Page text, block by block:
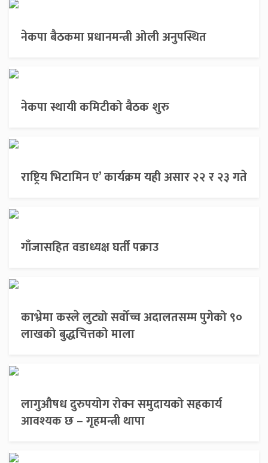
नेकपा बैठकमा प्रधानमन्त्री ओली अनुपस्थित
नेकपा स्थायी कमिटीको बैठक शुरु
राष्ट्रिय भिटामिन ए’ कार्यक्रम यही असार २२ र २३ गते
गाँजासहित वडाध्यक्ष घर्ती पक्राउ
काभ्रेमा कस्ले लुट्यो सर्वोच्च अदालतसम्म पुगेको ९०
लाखको बुद्धचित्तको माला
लागुऔषध दुरुपयोग रोक्न समुदायको सहकार्य
आवश्यक छ – गृहमन्त्री थापा